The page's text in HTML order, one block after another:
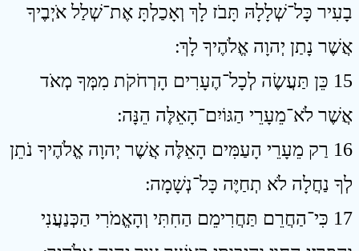
בָעִיר כָּל־שְׁלָלָהּ תָּבֹז לָךְ וְאָכַלְתָּ אֶת־שְׁלַל אֹיְבֶיךָ
אֲשֶׁר נָתַן יְהוָה אֱלֹהֶיךָ לָךְ ׃
15 כֵּן תַּעֲשֶׂה לְכָל־הֶעָרִים הָרְחֹקֹת מִמְּךָ מְאֹד
אֲשֶׁר לֹא־מֵעָרֵי הַגּוֹיִם־הָאֵלֶּה הֵנָּה ׃
16 רַק מֵעָרֵי הָעַמִּים הָאֵלֶּה אֲשֶׁר יְהוָה אֱלֹהֶיךָ נֹתֵן
לְךָ נַחֲלָה לֹא תְחַיֶּה כָּל־נְשָׁמָה ׃
17 כִּי־הַחֲרֵם תַּחֲרִימֵם הַחִתִּי וְהָאֱמֹרִי הַכְּנַעֲנִי